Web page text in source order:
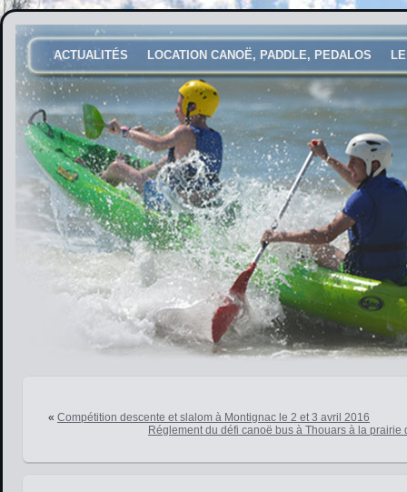
ACTUALITÉS LOCATION CANOË, PADDLE, PEDALOS
« Compétition descente et slalom à Montignac le 2 et 3 avril 2016
Réglement du défi canoë bus à Thouars à la